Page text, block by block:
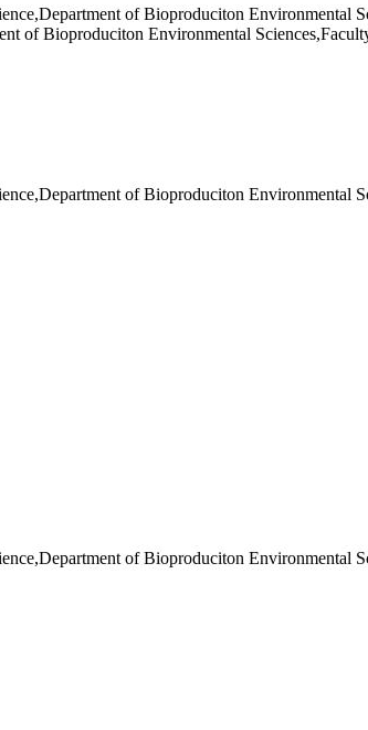
of Bioproduciton
of Bioproduciton Environmental
of Bioproduciton Environmental
of Bioproduciton Environmental